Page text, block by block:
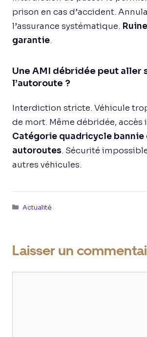
prison en cas d’accident.
l’assurance systématique.
garantie.
Une AMI débridée peut aller
l’autoroute ?
Interdiction stricte. Véhicule
de mort. Même débridée, accès
Catégorie quadricycle bannie
autoroutes. Sécurité
autres véhicules.
Catégories
Actualité
Laisser un